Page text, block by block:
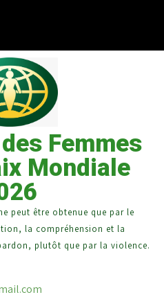
Femmes
Mondiale
peut être obtenue que par le
la compréhension et la
plutôt que par la violence.